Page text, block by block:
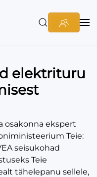
elektrituru
osakonna ekspert
Teie:
seisukohad
Teie
tähelepanu sellele,